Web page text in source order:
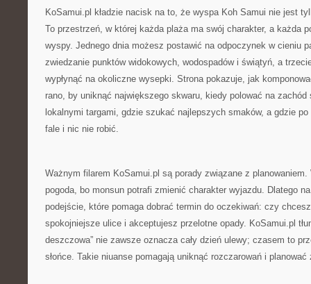
KoSamui.pl kładzie nacisk na to, że wyspa Koh Samui nie jest
To przestrzeń, w której każda plaża ma swój charakter, a każda
wyspy. Jednego dnia możesz postawić na odpoczynek w cieniu
zwiedzanie punktów widokowych, wodospadów i świątyń, a
wypłynąć na okoliczne wysepki. Strona pokazuje, jak
rano, by uniknąć największego skwaru, kiedy polować na zachód
lokalnymi targami, gdzie szukać najlepszych smaków, a gdzie
fale i nic nie robić.
Ważnym filarem KoSamui.pl są porady związane z
pogoda, bo monsun potrafi zmienić charakter wyjazdu. Dlatego
podejście, które pomaga dobrać termin do oczekiwań: czy
spokojniejsze ulice i akceptujesz przelotne opady. KoSamui.pl
deszczowa” nie zawsze oznacza cały dzień ulewy; czasem to
słońce. Takie niuanse pomagają uniknąć rozczarowań i planować